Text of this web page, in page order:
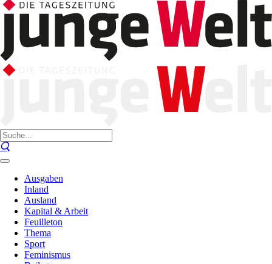
Ausgaben
Inland
Ausland
Kapital & Arbeit
Feuilleton
Thema
Sport
Feminismus